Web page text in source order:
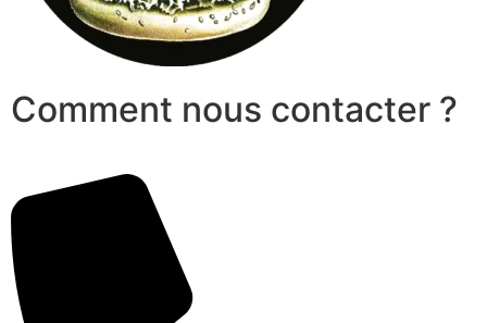
Comment nous contacter ?